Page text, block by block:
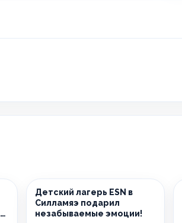
Детский лагерь ESN в
Силламяэ подарил
незабываемые эмоции!